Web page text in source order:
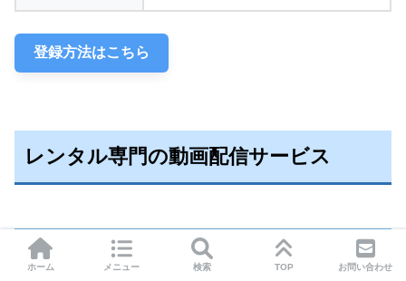
登録方法はこちら
レンタル専門の動画配信サービス
music.jp
ホーム メニュー 検索 TOP お問い合わせ